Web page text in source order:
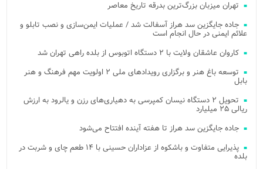
تهران میزبان بزرگ‌ترین بدرقه تاریخ معاصر
جاده جایگزین سد هراز آسفالت شد / عملیات ایمن‌سازی و نصب تابلو و
علائم ایمنی در حال انجام است
کاروان عاشقان ولایت با ۲ دستگاه اتوبوس از بلده راهی تهران شد
توسعه باغ هنر و برگزاری رویدادهای ملی ۲ اولویت مهم فرهنگ و هنر
بابل
تحویل ۲ دستگاه نیسان کمپرسی به دهیاری‌های رزن و یالرود به ارزش
ریالی ۲۵ میلیارد
جاده جایگزین سد هراز تا هفته آینده افتتاح می‌شود
پذیرایی متفاوت و باشکوه از عزاداران حسینی با ۱۴ طعم چای و شربت در
بلده